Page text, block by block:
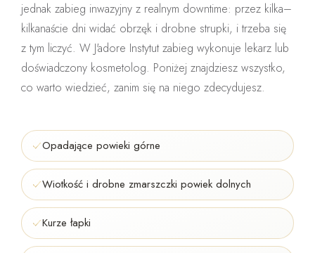
jednakzabieg inwazyjny z realnym downtime: przez kilka–
kilkanaście dni widać obrzęk i drobne strupki, i trzeba się
z tym liczyć. W J'adore Instytut zabieg wykonuje lekarz lub
doświadczony kosmetolog. Poniżej znajdziesz wszystko,
co warto wiedzieć, zanim się na niego zdecydujesz.
Opadające powieki górne
Wiotkość i drobne zmarszczki powiek dolnych
Kurze łapki